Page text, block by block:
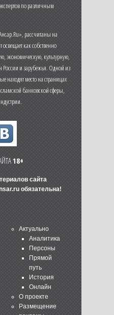
по различным
рассчитаны на
как собственно
экономическую, культурную,
и зарубежья. Одной из
находят место на страницах
банковской сферы,
18+
сайта
обязательна!
Актуально
Аналитика
Персоны
Прямой
путь
История
Онлайн
О проекте
Размещение